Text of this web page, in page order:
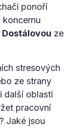
ponoří
koncernu
Dostálovou ze
stresových
ze strany
další oblasti
pracovní
Jaké jsou